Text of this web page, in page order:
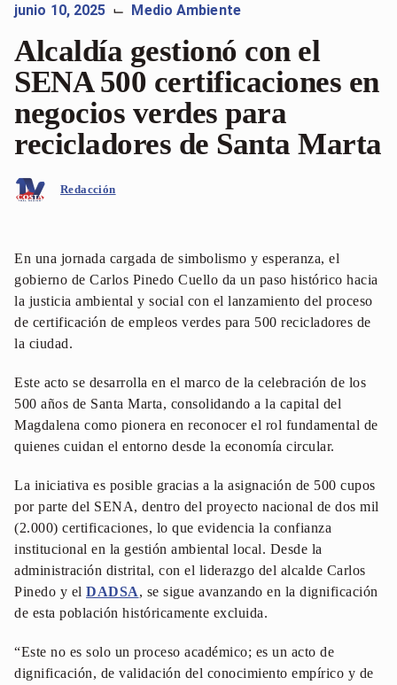
junio 10, 2025 ⌙ Medio Ambiente
Alcaldía gestionó con el
SENA 500 certificaciones en
negocios verdes para
recicladores de Santa Marta
Redacción
En una jornada cargada de simbolismo y esperanza, el
gobierno de Carlos Pinedo Cuello da un paso histórico hacia
la justicia ambiental y social con el lanzamiento del proceso
de certificación de empleos verdes para 500 recicladores de
la ciudad.
Este acto se desarrolla en el marco de la celebración de los
500 años de Santa Marta, consolidando a la capital del
Magdalena como pionera en reconocer el rol fundamental de
quienes cuidan el entorno desde la economía circular.
La iniciativa es posible gracias a la asignación de 500 cupos
por parte del SENA, dentro del proyecto nacional de dos mil
(2.000) certificaciones, lo que evidencia la confianza
institucional en la gestión ambiental local. Desde la
administración distrital, con el liderazgo del alcalde Carlos
Pinedo y el DADSA, se sigue avanzando en la dignificación
de esta población históricamente excluida.
“Este no es solo un proceso académico; es un acto de
dignificación, de validación del conocimiento empírico y de